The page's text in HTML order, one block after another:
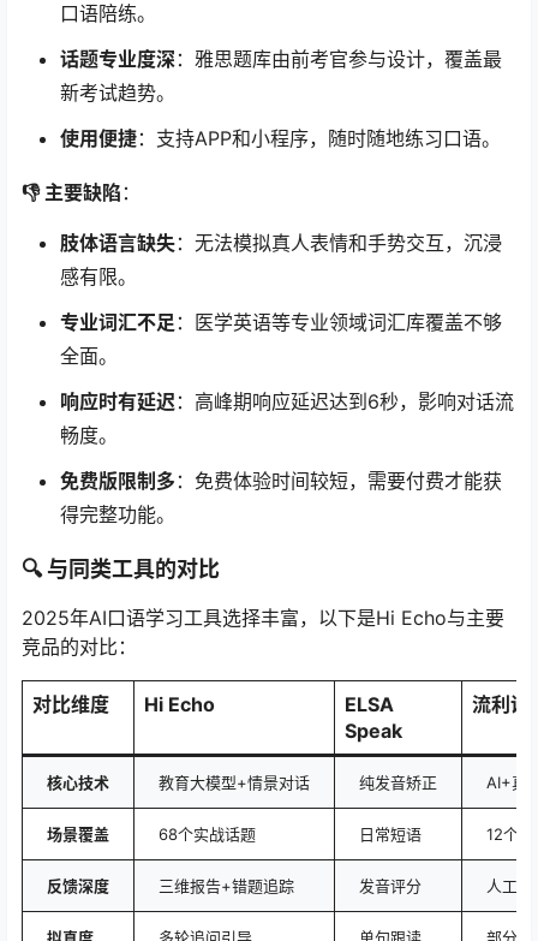
口语陪练。
话题专业度深：雅思题库由前考官参与设计，覆盖最
新考试趋势。
使用便捷：支持APP和小程序，随时随地练习口语。
👎 主要缺陷 ：
肢体语言缺失：无法模拟真人表情和手势交互，沉浸
感有限。
专业词汇不足 ：医学英语等专业领域词汇库覆盖不够
全面。
响应时有延迟：高峰期响应延迟达到6秒，影响对话流
畅度。
免费版限制多 ：免费体验时间较短，需要付费才能获
得完整功能。
🔍 与同类工具的对比
2025年AI口语学习工具选择丰富，以下是Hi Echo与主要
竞品的对比：
对比维度 Hi Echo
ELSA
Speak
流利说
核心技术 教育大模型+情景对话 纯发音矫正 AI+真
场景覆盖 68个实战话题 日常短语 12个主
反馈深度 三维报告+错题追踪 发音评分 人工点
拟真度 多轮追问引导 单句跟读 部分真